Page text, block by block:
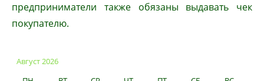
предприниматели также обязаны выдавать чек
покупателю.
Август 2026